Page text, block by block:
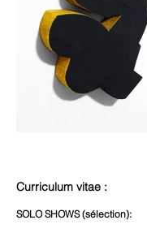
Curriculum vitae :
SOLO SHOWS (sélection):